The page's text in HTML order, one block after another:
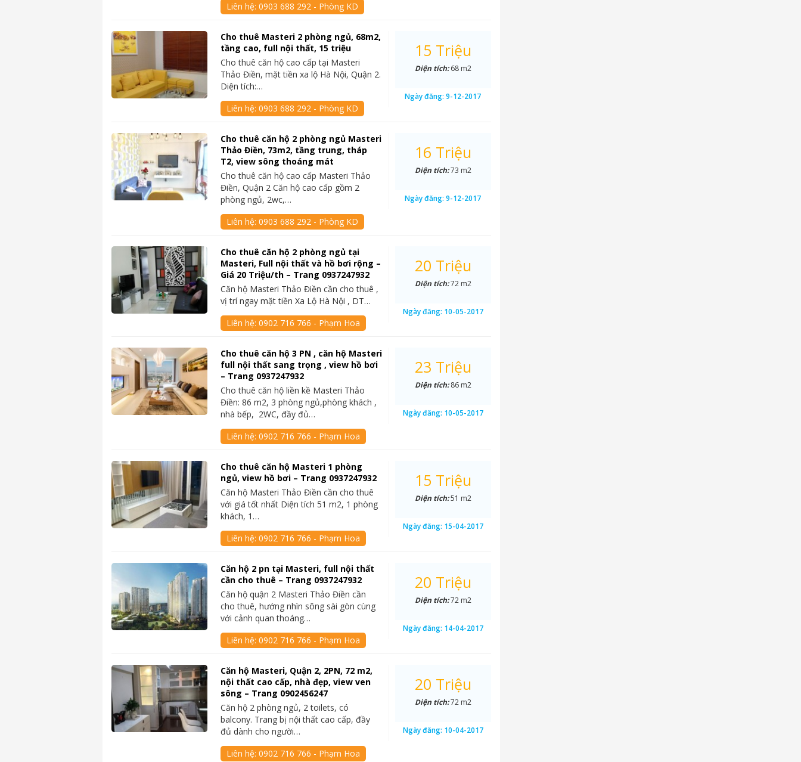
Liên hệ:0903 688 292 - Phòng KD
Cho thuê Masteri 2 phòng ngủ, 68m2,
tầng cao, full nội thất, 15 triệu
Cho thuê căn hộ cao cấp tại Masteri
Thảo Điền, mặt tiền xa lộ Hà Nội, Quận 2.
Diện tích:…
Liên hệ:0903 688 292 - Phòng KD
15 Triệu
Diện tích:68 m2
Ngày đăng:9-12-2017
Cho thuê căn hộ 2 phòng ngủ Masteri
Thảo Điền, 73m2, tầng trung, tháp
T2, view sông thoáng mát
Cho thuê căn hộ cao cấp Masteri Thảo
Điền, Quận 2 Căn hộ cao cấp gồm 2
phòng ngủ, 2wc,…
Liên hệ:0903 688 292 - Phòng KD
16 Triệu
Diện tích:73 m2
Ngày đăng:9-12-2017
Cho thuê căn hộ 2 phòng ngủ tại
Masteri, Full nội thất và hồ bơi rộng –
Giá 20 Triệu/th – Trang 0937247932
Căn hộ Masteri Thảo Điền cần cho thuê ,
vị trí ngay mặt tiền Xa Lộ Hà Nội , DT…
Liên hệ:0902 716 766 - Phạm Hoa
20 Triệu
Diện tích:72 m2
Ngày đăng: 10-05-2017
Cho thuê căn hộ 3 PN , căn hộ Masteri
full nội thất sang trọng , view hồ bơi
– Trang 0937247932
Cho thuê căn hộ liền kề Masteri Thảo
Điền: 86 m2, 3 phòng ngủ,phòng khách ,
nhà bếp, 2WC, đầy đủ…
Liên hệ:0902 716 766 - Phạm Hoa
23 Triệu
Diện tích:86 m2
Ngày đăng: 10-05-2017
Cho thuê căn hộ Masteri 1 phòng
ngủ, view hồ bơi – Trang 0937247932
Căn hộ Masteri Thảo Điền cần cho thuê
với giá tốt nhất Diện tích 51 m2, 1 phòng
khách, 1…
Liên hệ:0902 716 766 - Phạm Hoa
15 Triệu
Diện tích:51 m2
Ngày đăng: 15-04-2017
Căn hộ 2 pn tại Masteri, full nội thất
cần cho thuê – Trang 0937247932
Căn hộ quận 2 Masteri Thảo Điền cần
cho thuê, hướng nhìn sông sài gòn cùng
với cảnh quan thoáng…
Liên hệ:0902 716 766 - Phạm Hoa
20 Triệu
Diện tích:72 m2
Ngày đăng: 14-04-2017
Căn hộ Masteri, Quận 2, 2PN, 72 m2,
nội thất cao cấp, nhà đẹp, view ven
sông – Trang 0902456247
Căn hộ 2 phòng ngủ, 2 toilets, có
balcony. Trang bị nội thất cao cấp, đầy
đủ dành cho người…
Liên hệ:0902 716 766 - Phạm Hoa
20 Triệu
Diện tích:72 m2
Ngày đăng: 10-04-2017